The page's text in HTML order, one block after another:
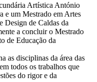
Artística António
e um Mestrado em Artes
Design de Caldas da
a concluir o Mestrado
de Educação da
as disciplinas da área das
todos os trabalhos que
do rigor e da